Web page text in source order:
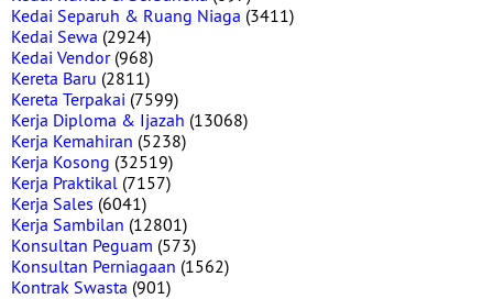
Kedai Separuh & Ruang Niaga (3411)
Kedai Sewa (2924)
Kedai Vendor(968)
Kereta Baru (2811)
Kereta Terpakai (7599)
Kerja Diploma & Ijazah (13068)
Kerja Kemahiran (5238)
Kerja Kosong (32519)
Kerja Praktikal (7157)
Kerja Sales (6041)
Kerja Sambilan (12801)
Konsultan Peguam (573)
Konsultan Perniagaan (1562)
Kontrak Swasta (901)